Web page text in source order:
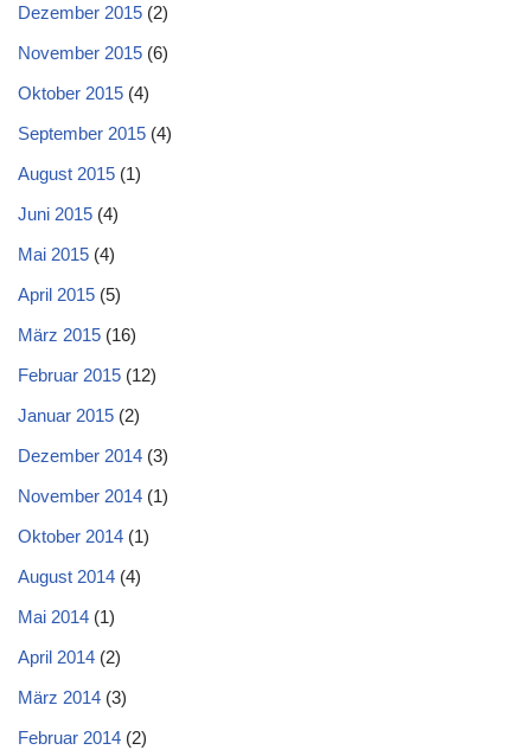
Dezember 2015 (2)
November 2015 (6)
Oktober 2015 (4)
September 2015 (4)
August 2015 (1)
Juni 2015 (4)
Mai 2015 (4)
April 2015 (5)
März 2015 (16)
Februar 2015 (12)
Januar 2015 (2)
Dezember 2014 (3)
November 2014 (1)
Oktober 2014 (1)
August 2014 (4)
Mai 2014 (1)
April 2014 (2)
März 2014 (3)
Februar 2014 (2)